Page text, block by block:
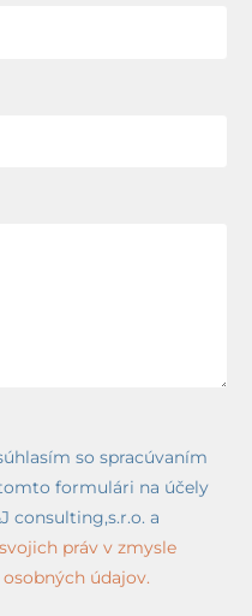
so spracúvaním
formulári na účely
consulting,s.r.o. a
práv v zmysle
osobných údajov.